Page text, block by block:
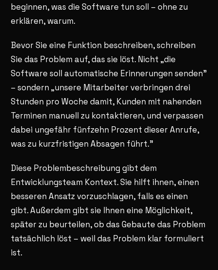
beginnen, was die Software tun soll – ohne zu
erklären, warum.
Bevor Sie eine Funktion beschreiben, schreiben
Sie das Problem auf, das sie löst. Nicht „die
Software soll automatische Erinnerungen senden"
– sondern „unsere Mitarbeiter verbringen drei
Stunden pro Woche damit, Kunden mit nahenden
Terminen manuell zu kontaktieren, und verpassen
dabei ungefähr fünfzehn Prozent dieser Anrufe,
was zu kurzfristigen Absagen führt."
Diese Problembeschreibung gibt dem
Entwicklungsteam Kontext. Sie hilft ihnen, einen
besseren Ansatz vorzuschlagen, falls es einen
gibt. Außerdem gibt sie Ihnen eine Möglichkeit,
später zu beurteilen, ob das Gebaute das Problem
tatsächlich löst – weil das Problem klar formuliert
ist.